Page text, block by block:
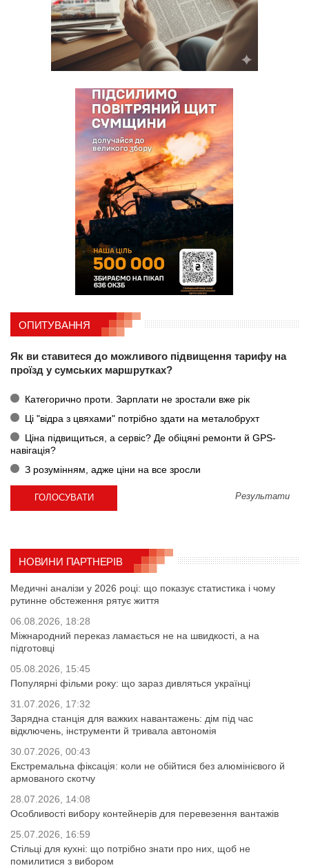
ОПИТУВАННЯ
Як ви ставитеся до можливого підвищення тарифу на
проїзд у сумських маршрутках?
Категорично проти. Зарплати не зростали вже рік
Ці "відра з цвяхами" потрібно здати на металобрухт
Ціна підвищиться, а сервіс? Де обіцяні ремонти й GPS-
навігація?
З розумінням, адже ціни на все зросли
Результати
НОВИНИ ПАРТНЕРІВ
Медичні аналізи у 2026 році: що показує статистика і чому
рутинне обстеження рятує життя
06.08.2026, 18:28
Міжнародний переказ ламається не на швидкості, а на
підготовці
05.08.2026, 15:45
Популярні фільми року: що зараз дивляться українці
31.07.2026, 17:32
Зарядна станція для важких навантажень: дім під час
відключень, інструменти й тривала автономія
30.07.2026, 00:43
Екстремальна фіксація: коли не обійтися без алюмінієвого й
армованого скотчу
28.07.2026, 14:08
Особливості вибору контейнерів для перевезення вантажів
25.07.2026, 16:59
Стільці для кухні: що потрібно знати про них, щоб не
помилитися з вибором